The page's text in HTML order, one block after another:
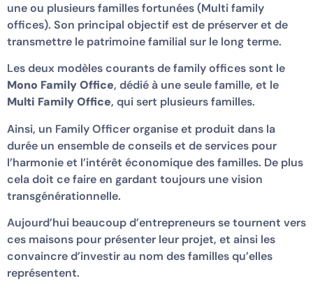
une ou plusieurs familles fortunées (Multi family
offices). Son principal objectif est de préserver et de
transmettre le patrimoine familial sur le long terme.
Les deux modèles courants de family offices sont le
Mono Family Office, dédié à une seule famille, et le
Multi Family Office, qui sert plusieurs familles.
Ainsi, un Family Officer organise et produit dans la
durée un ensemble de conseils et de services pour
l’harmonie et l’intérêt économique des familles. De plus
cela doit ce faire en gardant toujours une vision
transgénérationnelle.
Aujourd’hui beaucoup d’entrepreneurs se tournent vers
ces maisons pour présenter leur projet, et ainsi les
convaincre d’investir au nom des familles qu’elles
représentent.